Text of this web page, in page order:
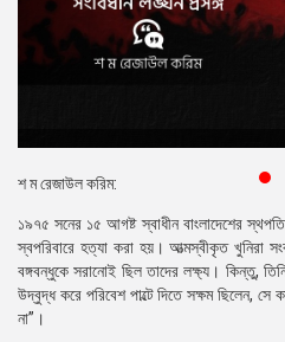
উন্নয়নের
বাংলাদেশ
প্রেস
রিলিজ
প্রকাশনা
গ্যালারি
বিএনপি-
শ ম রেজাউল করিম:
১৯৭৫ সনের ১৫ আগষ্ট স্বাধীন বাংলাদেশের
স্বপরিবারে হত্যা করা হয়। আত্মস্বীকৃত খুনিরা
বঙ্গবন্ধুকে সরানোই ছিল তাদের লক্ষ্য। কিন্তু,
উদ্বুদ্ধ করে পরিবেশ পাল্টে দিতে সক্ষম ছিলেন, সে
না”।